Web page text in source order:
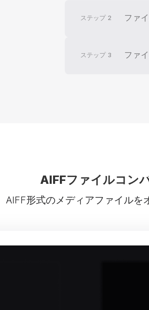
ステップ 2 ファ
ステップ 3 ファ
AIFFファイルコン
AIFF形式のメディアファイルを